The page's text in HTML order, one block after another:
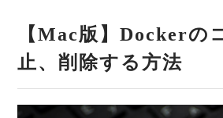
【Mac版】Dockerの
止、削除する方法